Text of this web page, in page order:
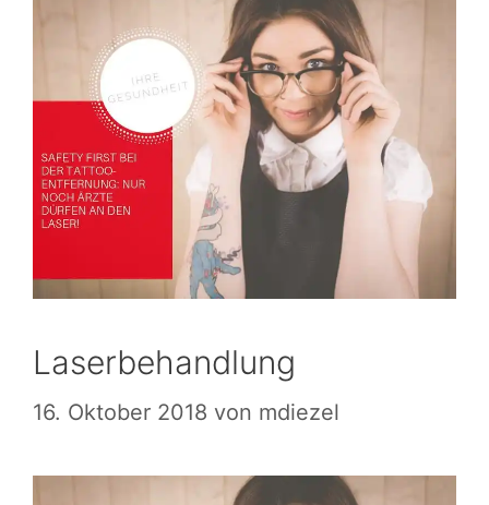
Laserbehandlung
16. Oktober 2018 von mdiezel